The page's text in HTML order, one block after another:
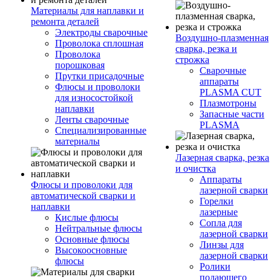
Материалы для наплавки и
ремонта деталей
Электроды сварочные
Проволока сплошная
Проволока
порошковая
Прутки присадочные
Флюсы и проволоки
для износостойкой
наплавки
Ленты сварочные
Специализированные
материалы
Флюсы и проволоки для
автоматической сварки и
наплавки
Кислые флюсы
Нейтральные флюсы
Основные флюсы
Высокоосновные
флюсы
Воздушно-плазменная
сварка, резка и
строжка
Сварочные
аппараты
PLASMA CUT
Плазмотроны
Запасные части
PLASMA
Лазерная сварка, резка
и очистка
Аппараты
лазерной сварки
Горелки
лазерные
Сопла для
лазерной сварки
Линзы для
лазерной сварки
Ролики
подающего